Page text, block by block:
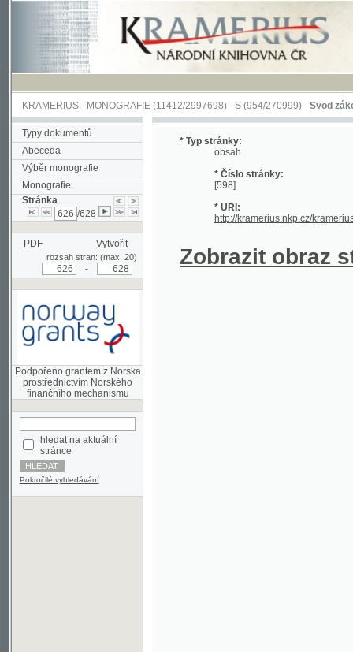
KRAMERIUS-MONOGRAFIE(11412/2997698) -S (954/270999)-Svod zákonův
Typy dokumentů
Abeceda
Výběr monografie
Monografie
Stránka
/628
PDF Vytvořit
rozsah stran: (max. 20)
Podpořeno grantem z Norska
prostřednictvím Norského
hledat na aktuální
stránce
Pokročilé vyhledávání
* Typ stránky:
obsah
* Číslo stránky:
* URI: